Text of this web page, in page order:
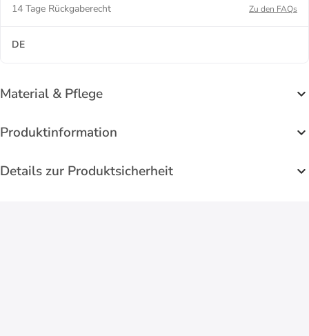
14 Tage Rückgaberecht
Zu den FAQs
DE
Material & Pflege
Produktinformation
Details zur Produktsicherheit